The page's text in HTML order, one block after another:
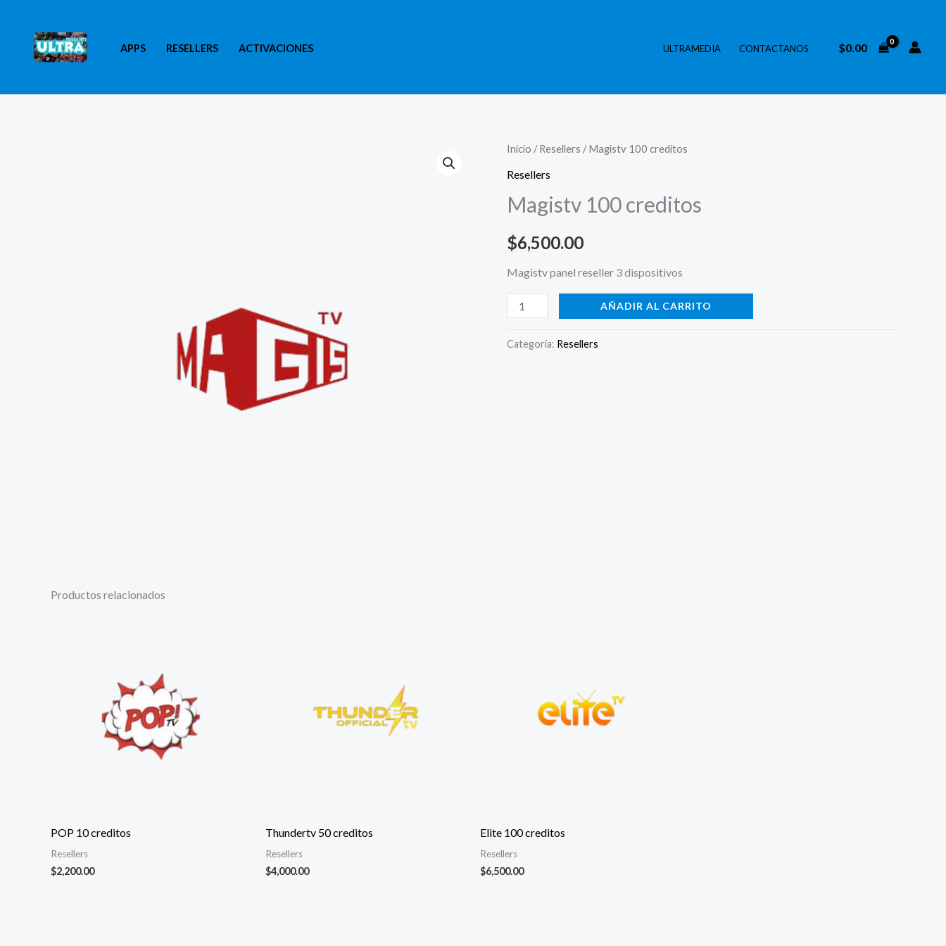
contenido
APPS RESELLERS ACTIVACIONES ULTRAMEDIA CONTACTANOS $0.00
Inicio /Resellers / Magistv 100 creditos
Resellers
Magistv 100 creditos
$6,500.00
Magistv panel reseller 3 dispositivos
Magistv
100
cantidad
AÑADIR AL CARRITO
Categoría: Resellers
Productos relacionados
POP 10 creditos
Resellers
$2,200.00
Thundertv 50 creditos
Resellers
$4,000.00
Elite 100 creditos
Resellers
$6,500.00